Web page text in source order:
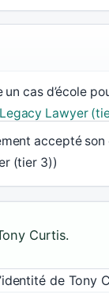
cas d’école
Lawyer
accepté son
(tier 3))
Curtis.
de Tony